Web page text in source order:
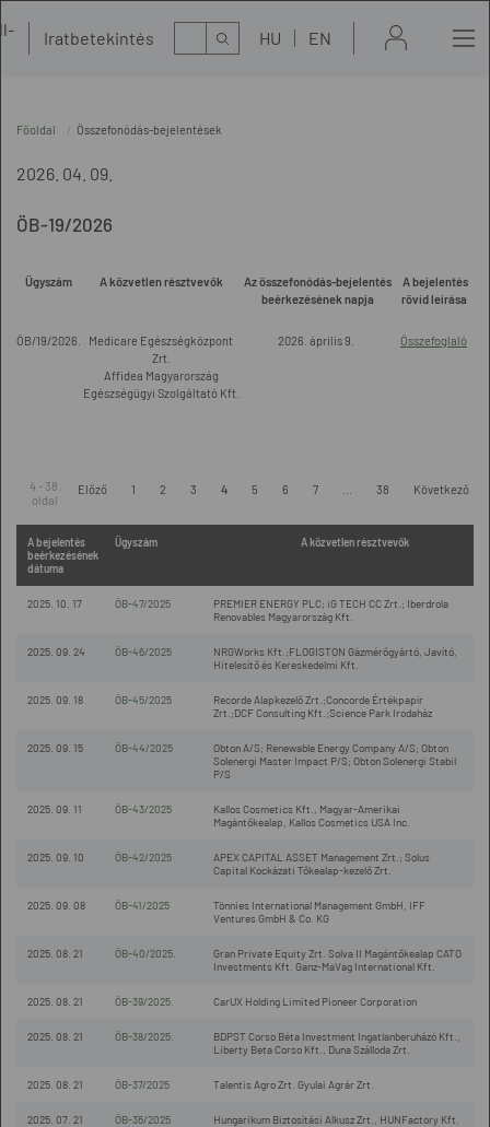
Iratbetekintés Kereső HU EN
Főoldal Összefonódás-bejelentések
2026. 04. 09.
ÖB-19/2026
Ügyszám A közvetlen résztvevők
Az összefonódás-bejelentés
beérkezésének napja
A bejelentés
rövid leírása
ÖB/19/2026.
Medicare Egészségközpont
Zrt.
Affidea Magyarország
Egészségügyi Szolgáltató Kft.
2026. április 9. Összefoglaló
4 - 38.
oldal
Előző 1 2 3 4 5 6 7 38 Következő
A bejelentés
beérkezésének
dátuma
Ügyszám A közvetlen résztvevők
2025. 10. 17 ÖB-47/2025
PREMIER ENERGY PLC; iG TECH CC Zrt.; Iberdrola
Renovables Magyarország Kft.
2025. 09. 24 ÖB-46/2025
NRGWorks Kft.;FLOGISTON Gázmérőgyártó, Javító,
Hitelesítő és Kereskedelmi Kft.
2025. 09. 18 ÖB-45/2025
Recorde Alapkezelő Zrt.;Concorde Értékpapír
Zrt.;DCF Consulting Kft.;Science Park Irodaház
2025. 09. 15 ÖB-44/2025
Obton A/S; Renewable Energy Company A/S; Obton
Solenergi Master Impact P/S; Obton Solenergi Stabil
P/S
2025. 09. 11 ÖB-43/2025
Kallos Cosmetics Kft., Magyar-Amerikai
Magántőkealap, Kallos Cosmetics USA Inc.
2025. 09. 10 ÖB-42/2025
APEX CAPITAL ASSET Management Zrt.; Solus
Capital Kockázati Tőkealap-kezelő Zrt.
2025. 09. 08 ÖB-41/2025
Tönnies International Management GmbH, IFF
Ventures GmbH & Co. KG
2025. 08. 21 ÖB-40/2025.
Gran Private Equity Zrt. Solva II Magántőkealap CATO
Investments Kft. Ganz-MaVag International Kft.
2025. 08. 21 ÖB-39/2025. CarUX Holding Limited Pioneer Corporation
2025. 08. 21 ÖB-38/2025.
BDPST Corso Béta Investment Ingatlanberuházó Kft.,
Liberty Beta Corso Kft., Duna Szálloda Zrt.
2025. 08. 21 ÖB-37/2025 Talentis Agro Zrt. Gyulai Agrár Zrt.
2025. 07. 21 ÖB-36/2025 Hungarikum Biztosítási Alkusz Zrt., HUNFactory Kft.